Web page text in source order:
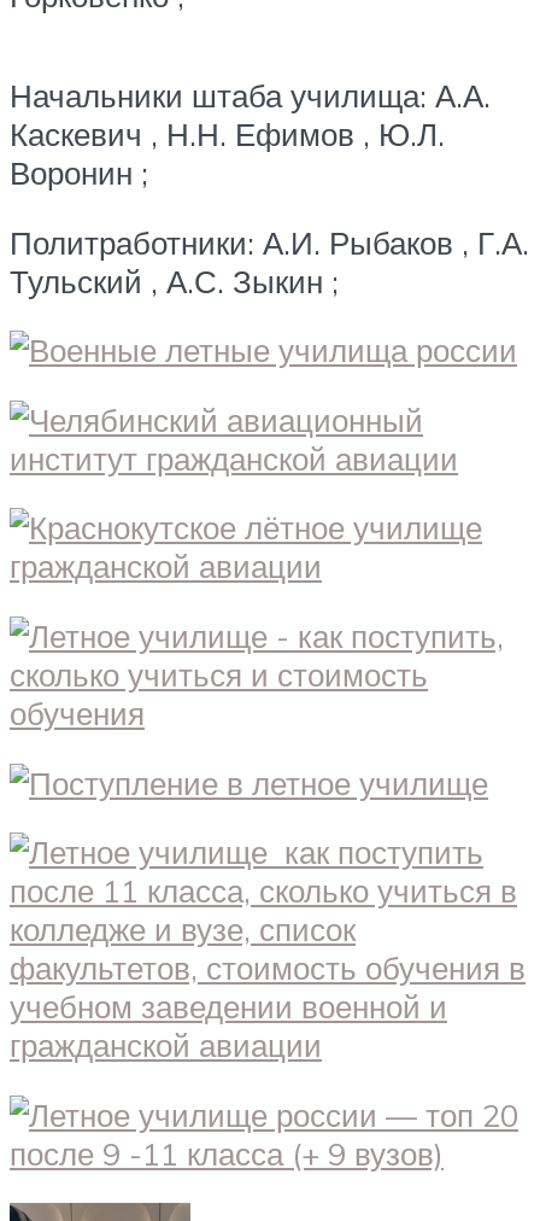
Начальники штаба училища: А.А.
Каскевич , Н.Н. Ефимов , Ю.Л.
Воронин ;
Политработники: А.И. Рыбаков , Г.А.
Тульский , А.С. Зыкин ;